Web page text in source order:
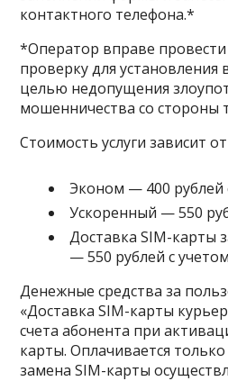
контактного телефона.*
*Оператор вправе
проверку для установления
целью недопущения
мошенничества со стороны
Стоимость услуги зависит
Эконом — 400
Ускоренный — 550
Доставка SIM-карты
— 550 рублей с
Денежные средства за
«Доставка SIM-карты
счета абонента при
карты. Оплачивается
замена SIM-карты